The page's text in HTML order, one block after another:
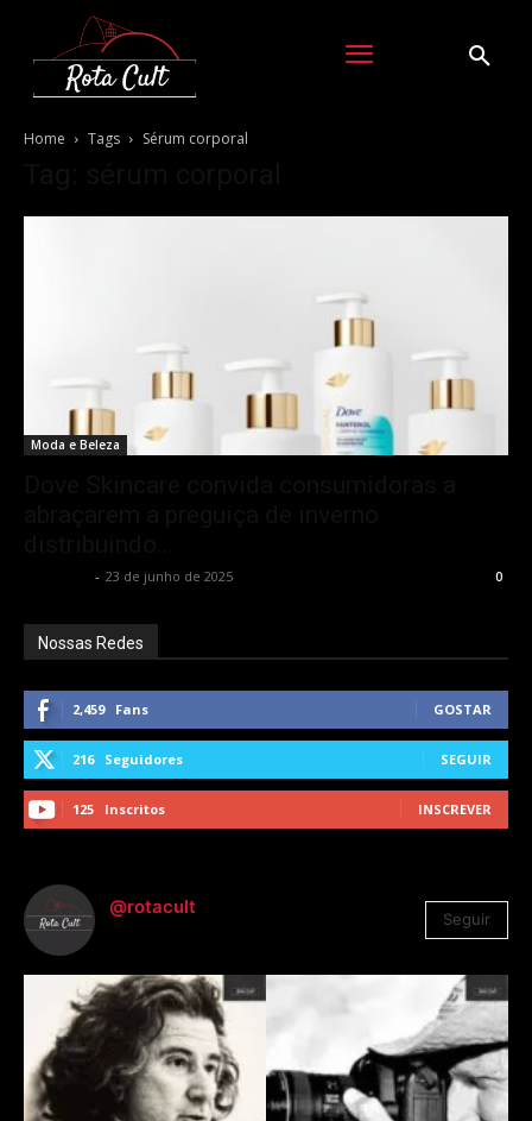
Home Tags Sérum corporal
Moda e Beleza
- 23 de junho de 2025 0
Nossas Redes
2,459 Fans GOSTAR
216 Seguidores SEGUIR
125 Inscritos INSCREVER
@rotacult
Seguir